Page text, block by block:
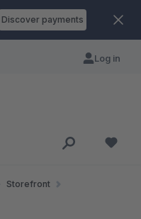
Discover payments
Log in
Storefront